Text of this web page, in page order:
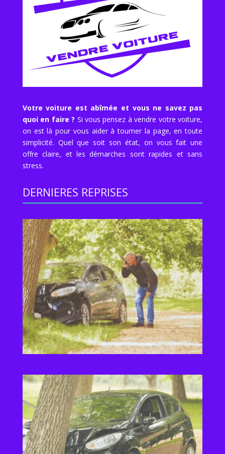
Votre voiture est abîmée et vous ne savez pas
quoi en faire ? Si vous pensez à vendre votre voiture,
on est là pour vous aider à tourner la page, en toute
simplicité. Quel que soit son état, on vous fait une
offre claire, et les démarches sont rapides et sans
stress.
DERNIERES REPRISES